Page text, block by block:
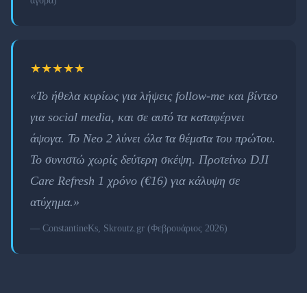
★★★★★
«Το ήθελα κυρίως για λήψεις follow-me και βίντεο
για social media, και σε αυτό τα καταφέρνει
άψογα. Το Neo 2 λύνει όλα τα θέματα του πρώτου.
Το συνιστώ χωρίς δεύτερη σκέψη. Προτείνω DJI
Care Refresh 1 χρόνο (€16) για κάλυψη σε
ατύχημα.»
— ConstantineKs, Skroutz.gr (Φεβρουάριος 2026)